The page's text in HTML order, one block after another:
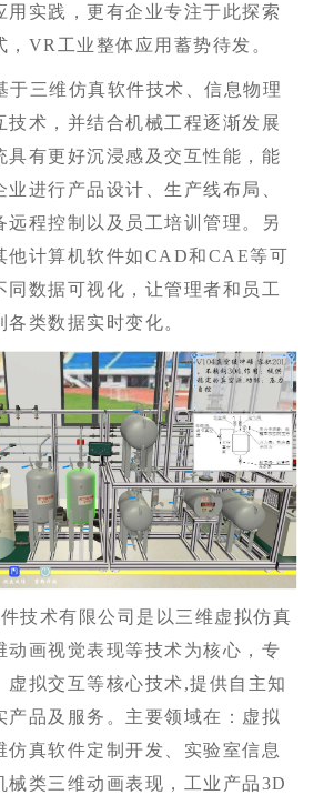
用实践，更有企业专注于此探索
，VR工业整体应用蓄势待发。
三维仿真软件技术、信息物理
技术，并结合机械工程逐渐发展
具有更好沉浸感及交互性能，能
业进行产品设计、生产线布局、
远程控制以及员工培训管理。另
他计算机软件如CAD和CAE等可
同数据可视化，让管理者和员工
类数据实时变化。
术有限公司是以三维虚拟仿真
动画视觉表现等技术为核心，专
虚拟交互等核心技术,提供自主知
产品及服务。主要领域在：虚拟
仿真软件定制开发、实验室信息
械类三维动画表现，工业产品3D